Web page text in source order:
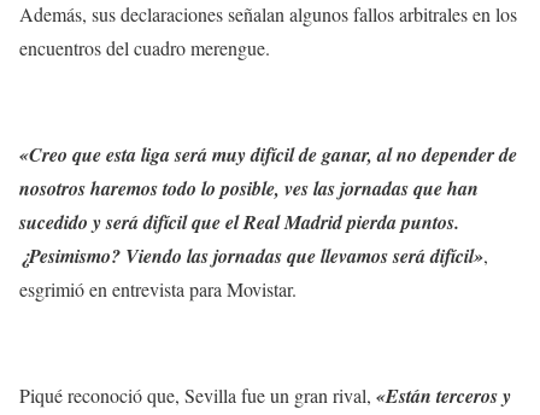
Además, sus declaraciones señalan algunos fallos arbitrales en los
encuentros del cuadro merengue.
«Creo que esta liga será muy difícil de ganar, al no depender de
nosotros haremos todo lo posible, ves las jornadas que han
sucedido y será difícil que el Real Madrid pierda puntos.
¿Pesimismo? Viendo las jornadas que llevamos será difícil»,
esgrimió en entrevista para Movistar.
Piqué reconoció que, Sevilla fue un gran rival, «Están terceros y